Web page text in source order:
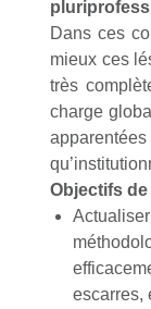
Dans ces
mieux ces
très
charge
Objectifs
escarres,